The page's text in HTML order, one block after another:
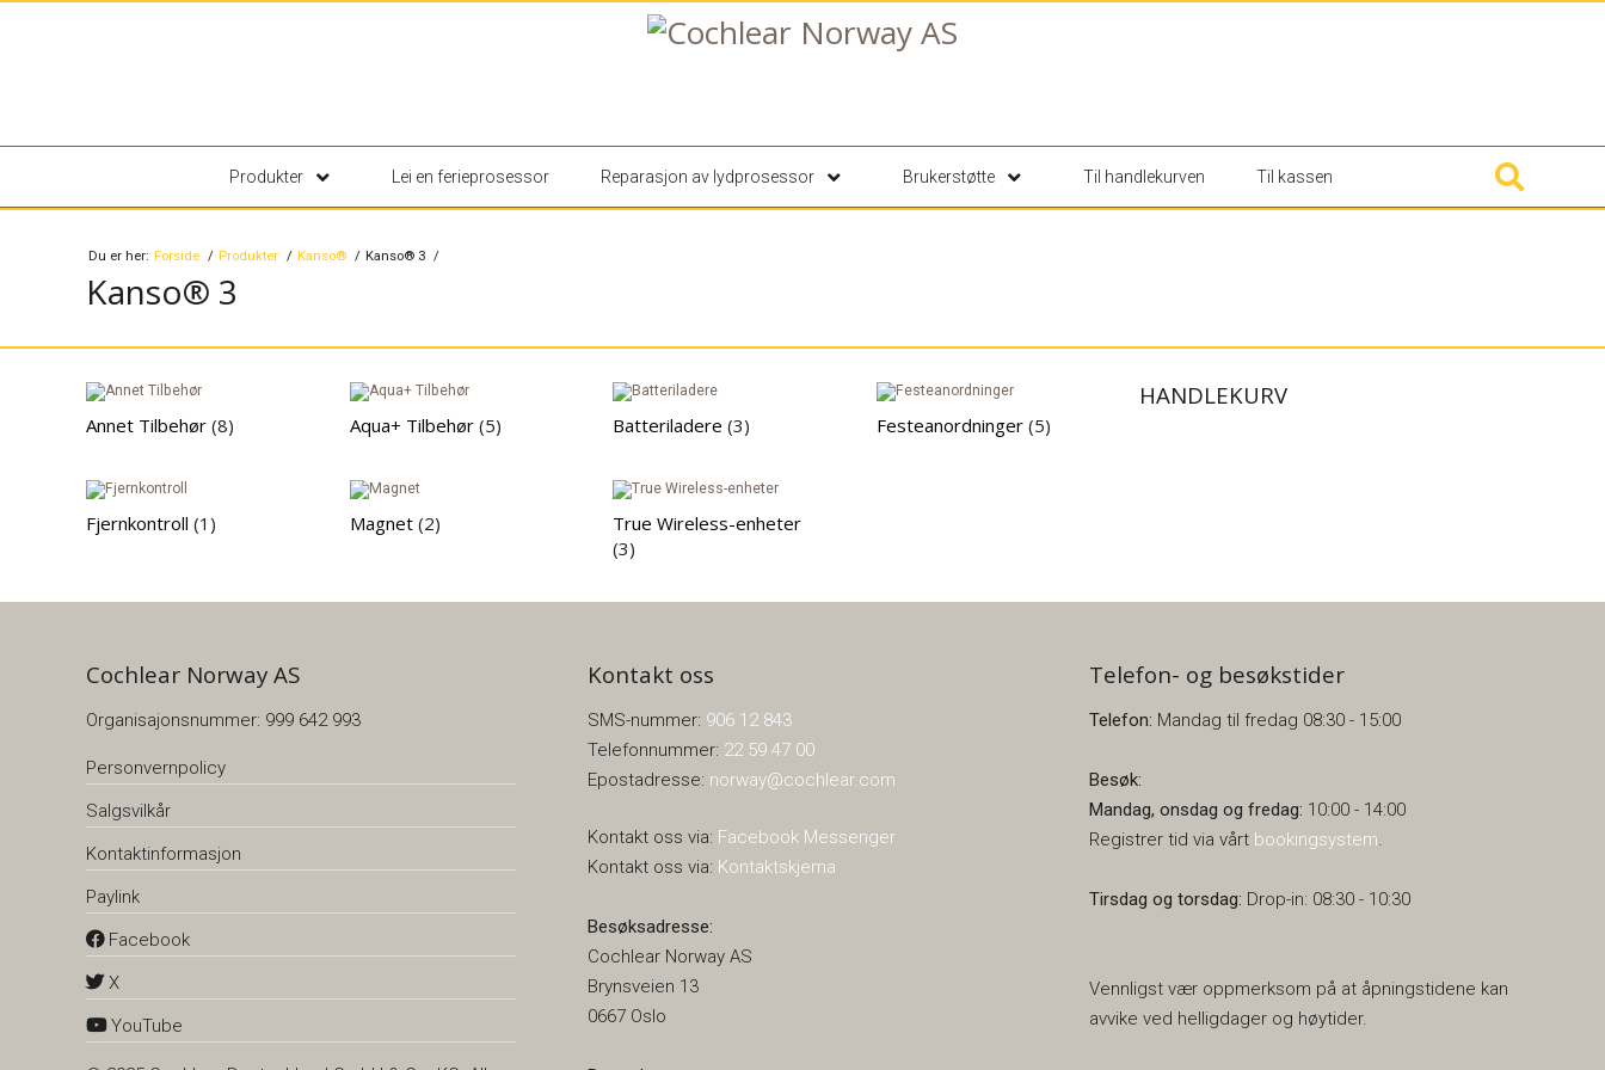
Produkter Lei en ferieprosessor Reparasjon av lydprosessor Brukerstøtte Til handlekurven Til kassen
Du er her: Forside Produkter Kanso® Kanso® 3
Kanso® 3
Annet Tilbehør (8) Aqua+ Tilbehør (5) Batteriladere (3) Festeanordninger (5)
Fjernkontroll (1) Magnet (2)
True Wireless-enheter
(3)
HANDLEKURV
Cochlear Norway AS
Organisajonsnummer: 999 642 993
Personvernpolicy
Salgsvilkår
Kontaktinformasjon
Paylink
Facebook
X
YouTube
Kontakt oss
SMS-nummer: 906 12 843
Telefonnummer: 22 59 47 00
Epostadresse: norway@cochlear.com
Kontakt oss via: Facebook Messenger
Kontakt oss via: Kontaktskjema
Besøksadresse:
Cochlear Norway AS
Brynsveien 13
0667 Oslo
Telefon- og besøkstider
Telefon: Mandag til fredag 08:30 - 15:00
Besøk:
Mandag, onsdag og fredag: 10:00 - 14:00
Registrer tid via vårt bookingsystem.
Tirsdag og torsdag: Drop-in: 08:30 - 10:30
Vennligst vær oppmerksom på at åpningstidene kan
avvike ved helligdager og høytider.